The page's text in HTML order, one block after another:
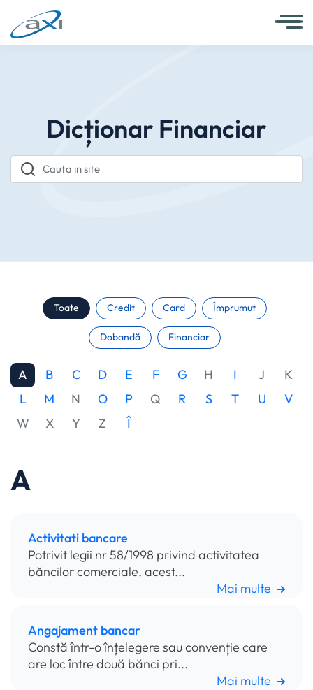
Dicționar Financiar
Toate Credit Card Împrumut
Dobandă Financiar
A B C D E F G H I J
K
L
M N O P Q R S T U
V
W
X Y Z Î
A
Activitati bancare
Potrivit legii nr 58/1998 privind activitatea
băncilor comerciale, acest...
Mai multe
Angajament bancar
Constă într-o înțelegere sau convenție care
are loc între două bănci pri...
Mai multe